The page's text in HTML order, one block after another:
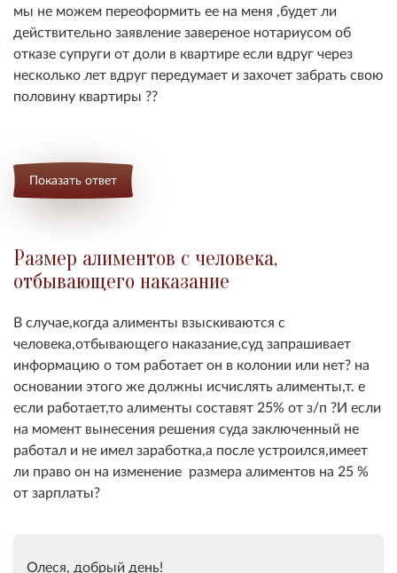
мы не можем переоформить ее на меня ,будет ли
действительно заявление завереное нотариусом об
отказе супруги от доли в квартире если вдруг через
несколько лет вдруг передумает и захочет забрать свою
половину квартиры ??
Показать ответ
Размер алиментов с человека,
отбывающего наказание
В случае,когда алименты взыскиваются с
человека,отбывающего наказание,суд запрашивает
информацию о том работает он в колонии или нет? на
основании этого же должны исчислять алименты,т. е
если работает,то алименты составят 25% от з/п ?И если
на момент вынесения решения суда заключенный не
работал и не имел заработка,а после устроился,имеет
ли право он на изменение размера алиментов на 25 %
от зарплаты?
Олеся, добрый день!